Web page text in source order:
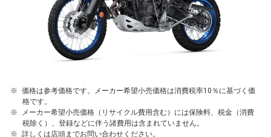
価格は参考価格です。メーカー希望小売価格は消費税率10％に基づく価
格です。
メーカー希望小売価格（リサイクル費用含む）には保険料、税金（消費
税除く）、登録などに伴う諸費用は含まれていません。
詳しくは店頭までお問い合わせください。